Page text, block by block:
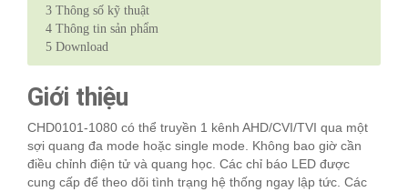
3 Thông số kỹ thuật
4 Thông tin sản phẩm
5 Download
Giới thiệu
CHD0101-1080 có thể truyền 1 kênh AHD/CVI/TVI qua một
sợi quang đa mode hoặc single mode. Không bao giờ cần
điều chỉnh điện tử và quang học. Các chỉ báo LED được
cung cấp để theo dõi tình trạng hệ thống ngay lập tức. Các